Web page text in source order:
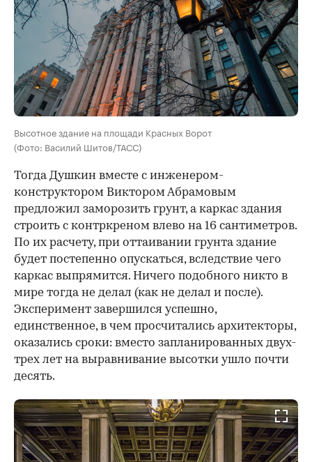
Высотное здание на площади Красных Ворот
(Фото: Василий Шитов/ТАСС)
Тогда Душкин вместе с инженером-
конструктором Виктором Абрамовым
предложил заморозить грунт, а каркас здания
строить с контркреном влево на 16 сантиметров.
По их расчету, при оттаивании грунта здание
будет постепенно опускаться, вследствие чего
каркас выпрямится. Ничего подобного никто в
мире тогда не делал (как не делал и после).
Эксперимент завершился успешно,
единственное, в чем просчитались архитекторы,
оказались сроки: вместо запланированных двух-
трех лет на выравнивание высотки ушло почти
десять.